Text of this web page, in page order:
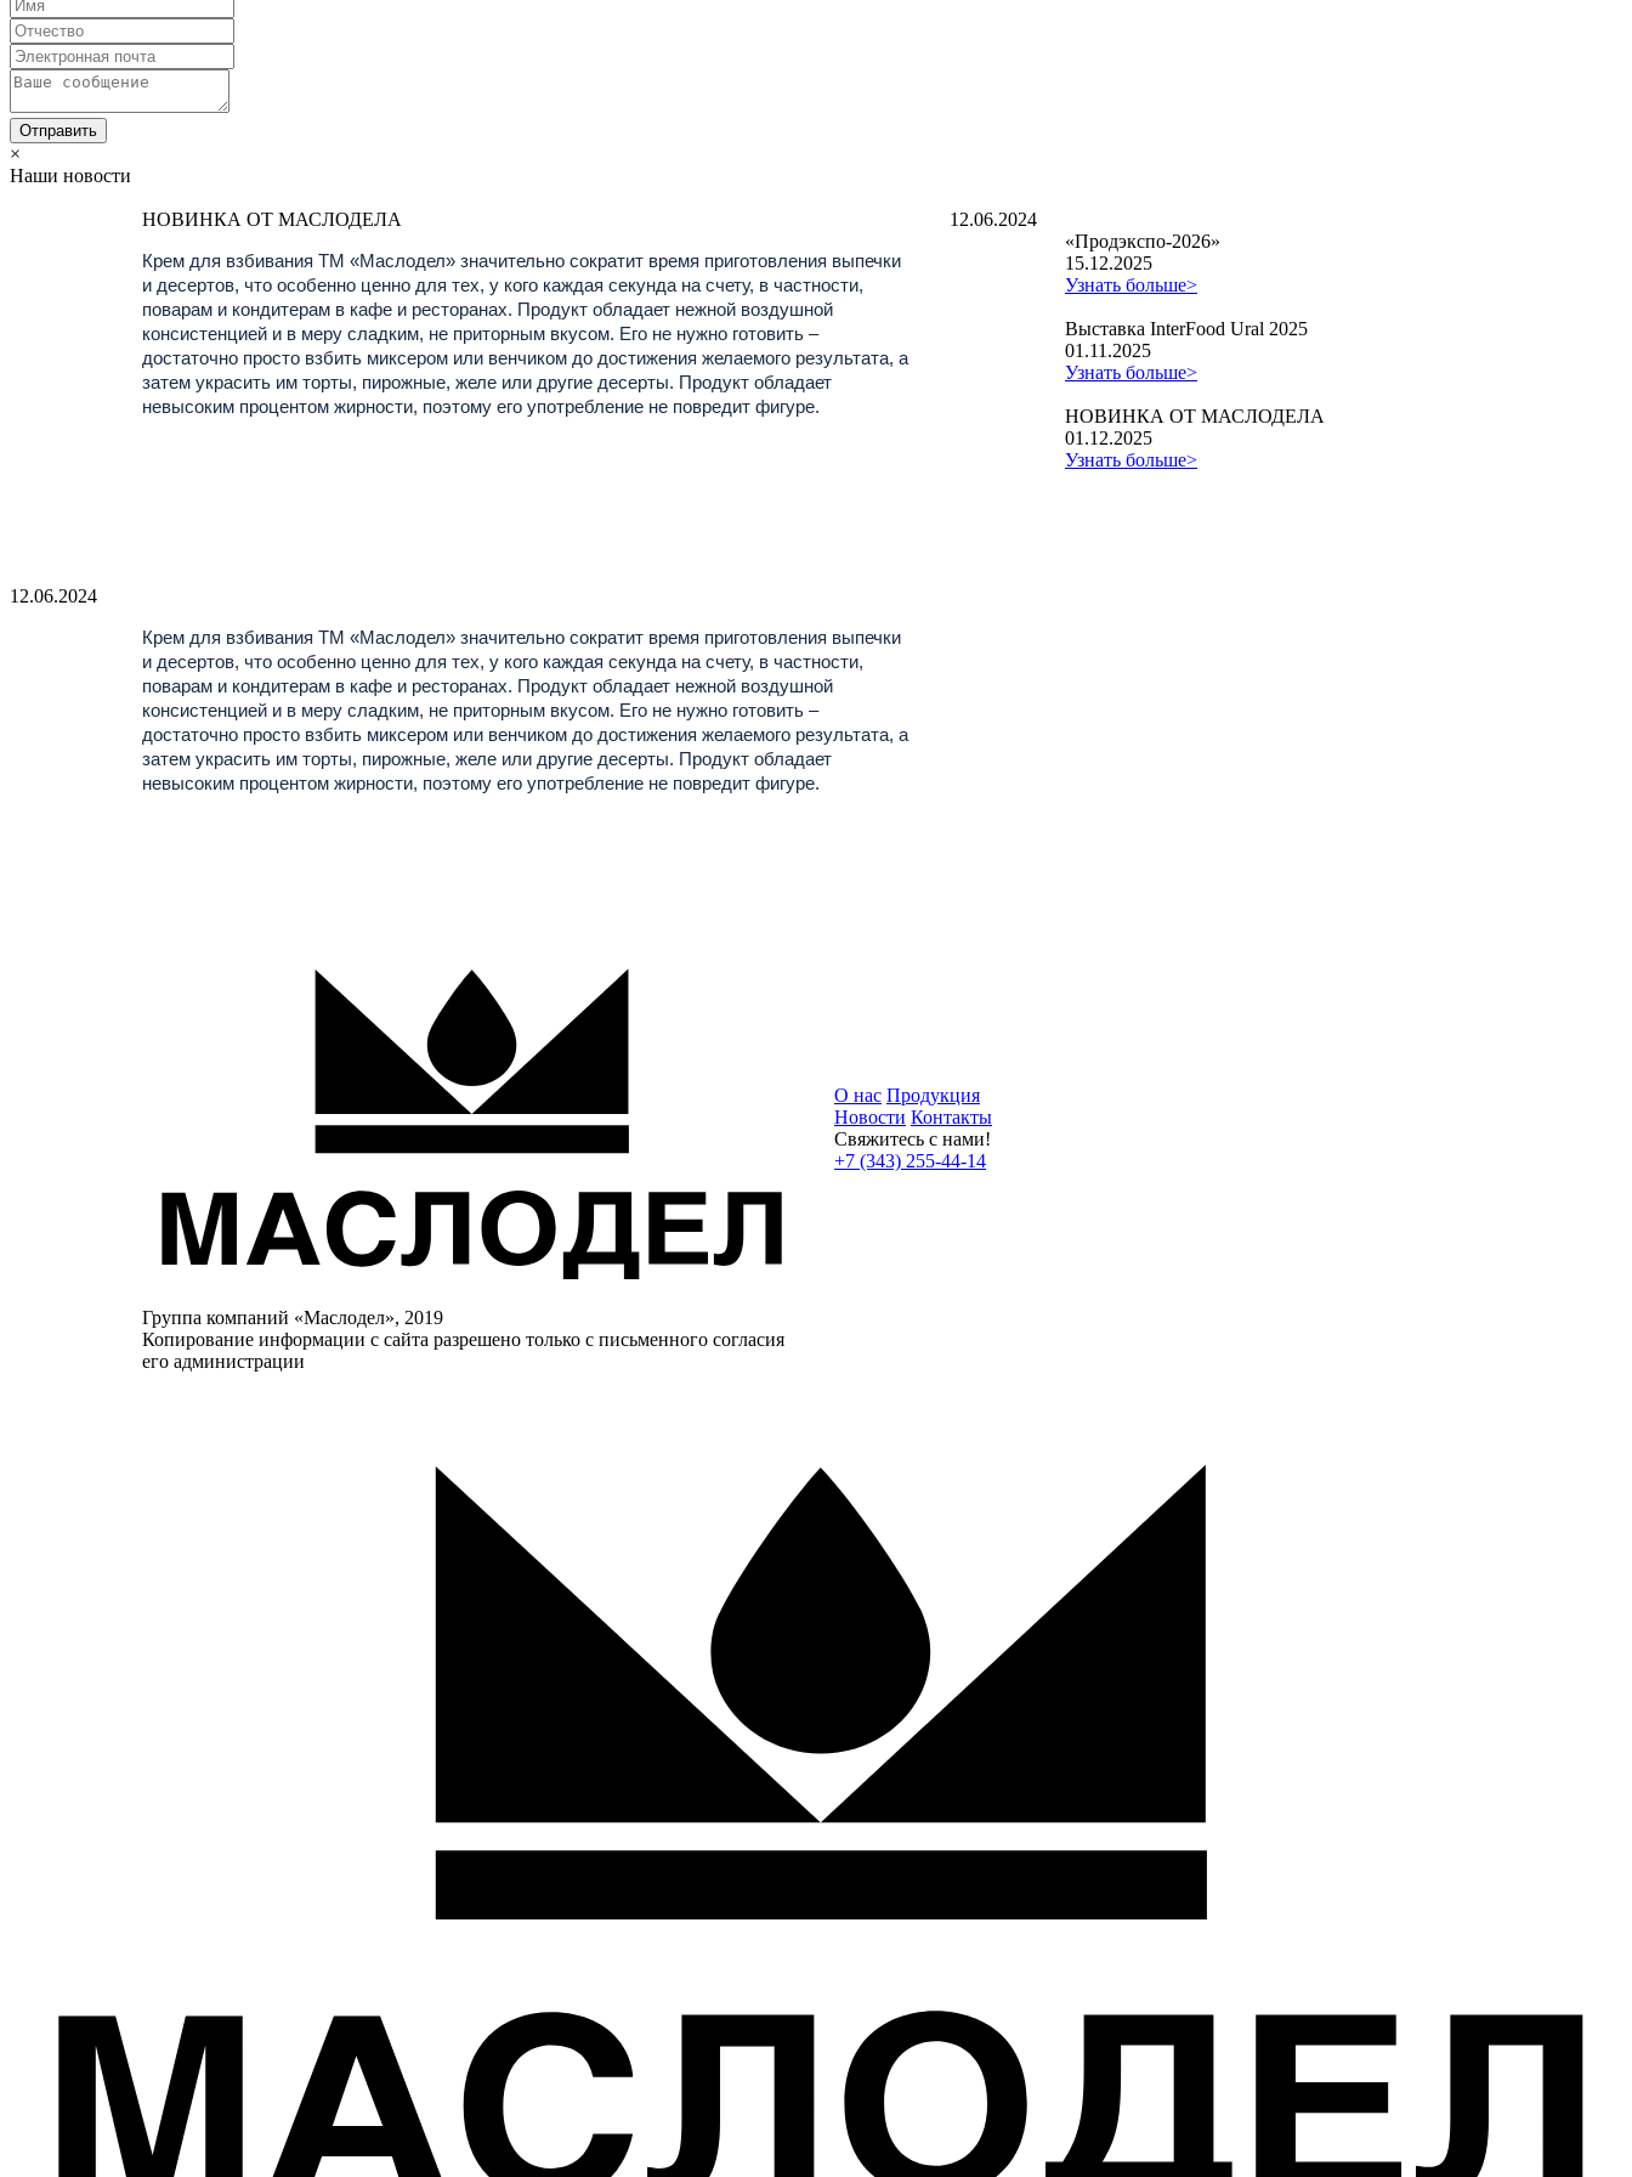
×
Наши новости
НОВИНКА ОТ МАСЛОДЕЛА
Крем для взбивания ТМ «Маслодел» значительно сократит время приготовления выпечки
и десертов, что особенно ценно для тех, у кого каждая секунда на счету, в частности,
поварам и кондитерам в кафе и ресторанах. Продукт обладает нежной воздушной
консистенцией и в меру сладким, не приторным вкусом. Его не нужно готовить –
достаточно просто взбить миксером или венчиком до достижения желаемого результата, а
затем украсить им торты, пирожные, желе или другие десерты. Продукт обладает
невысоким процентом жирности, поэтому его употребление не повредит фигуре.
12.06.2024
«Продэкспо-2026»
15.12.2025
Узнать больше>
Выставка InterFood Ural 2025
01.11.2025
Узнать больше>
НОВИНКА ОТ МАСЛОДЕЛА
01.12.2025
Узнать больше>
12.06.2024
Крем для взбивания ТМ «Маслодел» значительно сократит время приготовления выпечки
и десертов, что особенно ценно для тех, у кого каждая секунда на счету, в частности,
поварам и кондитерам в кафе и ресторанах. Продукт обладает нежной воздушной
консистенцией и в меру сладким, не приторным вкусом. Его не нужно готовить –
достаточно просто взбить миксером или венчиком до достижения желаемого результата, а
затем украсить им торты, пирожные, желе или другие десерты. Продукт обладает
невысоким процентом жирности, поэтому его употребление не повредит фигуре.
Группа компаний «Маслодел», 2019
Копирование информации с сайта разрешено только с письменного согласия
его администрации
О нас Продукция
Новости Контакты
Свяжитесь с нами!
+7 (343) 255-44-14